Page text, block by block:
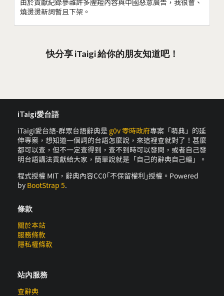
由於貢獻紀錄參雜許多腥羶內容與中國惡意廣告，我很會、
燒燙燙新詞暫且下架。
快分享 iTaigi 給你的朋友知道吧！
iTaigi愛台語
iTaigi愛台語-群眾台語辭典是 g0v 零時政府專案「萌典」的延
伸專案，想知道一個詞的台語怎麼說，來這裡查就對了！甚麼
都可以查，但不一定查得到，查不到時可以發問，或者自己發
明台語講法貢獻給大家，簡單說就是「自己的辭典自己編」。
程式授權 MIT，辭典內容CC0｢不保留權利｣授權。Powered
by BootStrap 5.
條款
關於本站
服務條款
隱私權條款
站內服務
查辭典